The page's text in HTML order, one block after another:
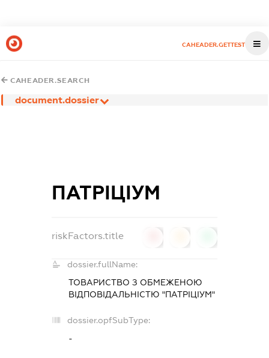
CAHEADER.GETTEST
CAHEADER.SEARCH
document.dossier
ПАТРІЦІУМ
riskFactors.title
dossier.fullName:
ТОВАРИСТВО З ОБМЕЖЕНОЮ
ВІДПОВІДАЛЬНІСТЮ "ПАТРІЦІУМ"
dossier.opfSubType:
-